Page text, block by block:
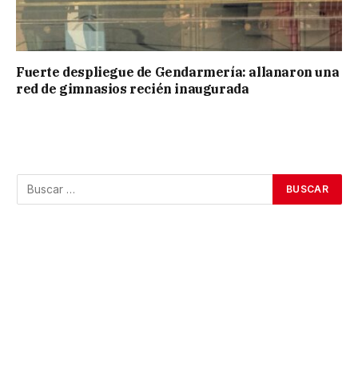
Fuerte despliegue de Gendarmería: allanaron una
red de gimnasios recién inaugurada